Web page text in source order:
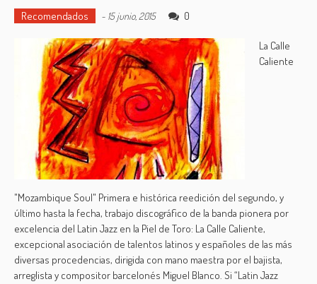
Recomendados - 15 junio, 2015 0
La Calle
Caliente
"Mozambique Soul" Primera e histórica reedición del segundo, y
último hasta la fecha, trabajo discográfico de la banda pionera por
excelencia del Latin Jazz en la Piel de Toro: La Calle Caliente,
excepcional asociación de talentos latinos y españoles de las más
diversas procedencias, dirigida con mano maestra por el bajista,
arreglista y compositor barcelonés Miguel Blanco. Si “Latin Jazz